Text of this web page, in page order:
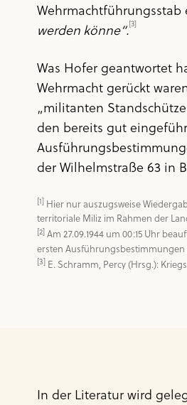
werden könne“.[3]
Was Hofer geantwortet
Wehrmacht gerückt
„militanten
den bereits gut
der Wilhelmstraße 63 in
[1] Hier nur auszugsweise
[2] Am 27.09.1944 um 00:15 Uhr
[3] E. Schramm, Percy (Hrsg.):
In der Literatur wird